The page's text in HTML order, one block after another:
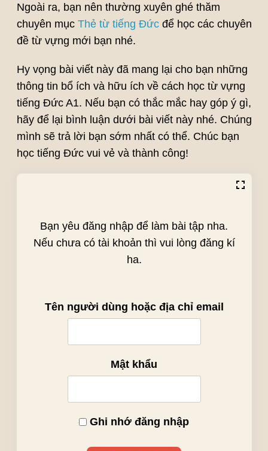
Ngoài ra, bạn nên thường xuyên ghé thăm
chuyên mục Thẻ từ tiếng Đứcđể học các chuyên
đề từ vựng mới bạn nhé.
Hy vọng bài viết này đã mang lại cho bạn những
thông tin bổ ích và hữu ích về cách học từ vựng
tiếng Đức A1. Nếu bạn có thắc mắc hay góp ý gì,
hãy để lại bình luận dưới bài viết này nhé. Chúng
mình sẽ trả lời bạn sớm nhất có thể. Chúc bạn
học tiếng Đức vui vẻ và thành công!
Bạn yêu đăng nhập để làm bài tập nha.
Nếu chưa có tài khoản thì vui lòng đăng kí
ha.
Tên người dùng hoặc địa chỉ email
Mật khẩu
Ghi nhớ đăng nhập